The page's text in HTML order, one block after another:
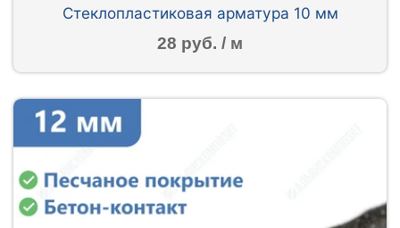
Стеклопластиковая арматура 10 мм
28 руб. / м